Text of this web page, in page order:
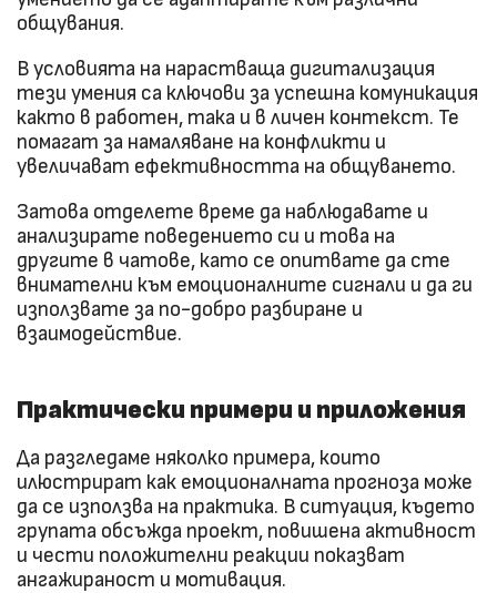
общувания.
В условията на нарастваща дигитализация
тези умения са ключови за успешна комуникация
както в работен, така и в личен контекст. Те
помагат за намаляване на конфликти и
увеличават ефективността на общуването.
Затова отделете време да наблюдавате и
анализирате поведението си и това на
другите в чатове, като се опитвате да сте
внимателни към емоционалните сигнали и да ги
използвате за по-добро разбиране и
взаимодействие.
Практически примери и приложения
Да разгледаме няколко примера, които
илюстрират как емоционалната прогноза може
да се използва на практика. В ситуация, където
групата обсъжда проект, повишена активност
и чести положителни реакции показват
ангажираност и мотивация.